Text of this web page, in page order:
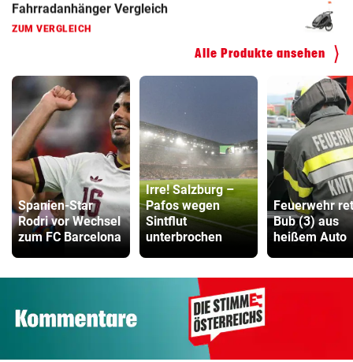
Alle Produkte ansehen
Spanien-Star
Rodri vor Wechsel
zum FC Barcelona
Irre! Salzburg –
Pafos wegen
Sintflut
unterbrochen
Feuerwehr
Bub (3) aus
heißem Auto